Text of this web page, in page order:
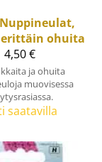
Nuppineulat,
ohuita
4,50 €
ja ohuita
muovisessa
saatavilla